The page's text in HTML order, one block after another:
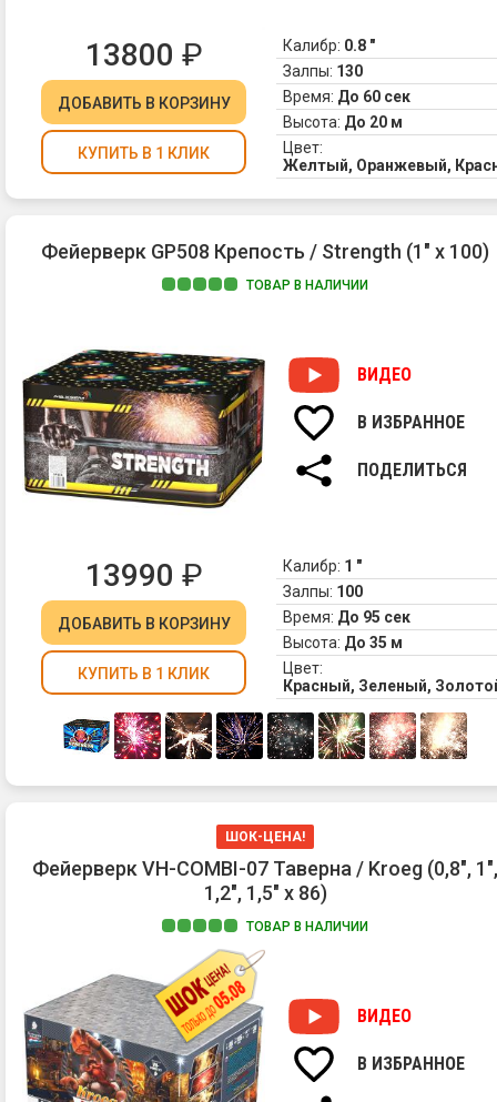
13800 ₽
ДОБАВИТЬ В КОРЗИНУ
КУПИТЬ В 1 КЛИК
Калибр: 0.8 "
Залпы: 130
Время: До 60 сек
Высота: До 20 м
Цвет:
Желтый, Оранжевый,
Фейерверк GP508 Крепость / Strength (1" х 100)
ТОВАР В НАЛИЧИИ
ВИДЕО
В ИЗБРАННОЕ
ПОДЕЛИТЬСЯ
13990 ₽
ДОБАВИТЬ В КОРЗИНУ
КУПИТЬ В 1 КЛИК
Калибр: 1 "
Залпы: 100
Время: До 95 сек
Высота: До 35 м
Цвет:
Красный, Зеленый,
ШОК-ЦЕНА!
Фейерверк VH-COMBI-07 Таверна / Kroeg (0,8", 1",
1,2", 1,5" х 86)
ТОВАР В НАЛИЧИИ
ВИДЕО
В ИЗБРАННОЕ